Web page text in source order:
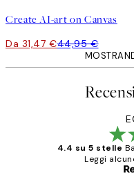
Create AI-art on Canvas
Da 31,47 €44,95 €
4.4 su 5 stelle
Leggi